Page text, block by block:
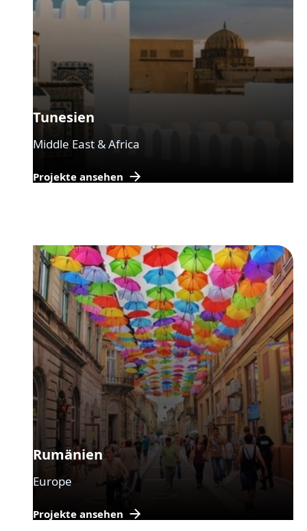
Tunesien
Middle East & Africa
Projekte ansehen
Rumänien
Europe
Projekte ansehen